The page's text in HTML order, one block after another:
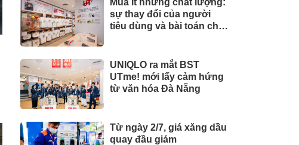
Mua ít nhưng chất lượng:
sự thay đổi của người
tiêu dùng và bài toán cho
UNIQLO ra mắt BST
UTme! mới lấy cảm hứng
từ văn hóa Đà Nẵng
Từ ngày 2/7, giá xăng dầu
quay đầu giảm